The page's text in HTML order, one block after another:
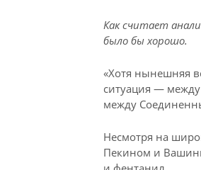
Как считает
было бы хорошо.
«Хотя нынешняя
ситуация —
между
Несмотря на
Пекином и